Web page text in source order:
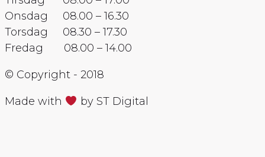
Onsdag 08.00 – 16.30
Torsdag 08.30 – 17.30
Fredag 08.00 – 14.00
© Copyright - 2018
Made with by ST Digital